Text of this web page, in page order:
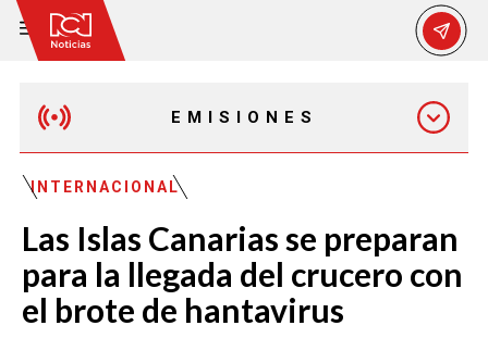
EMISIONES
EMISIÓN 12:30 PM
EMISIÓN 7:00 PM
INTERNACIONAL
Las Islas Canarias se preparan
para la llegada del crucero con
el brote de hantavirus